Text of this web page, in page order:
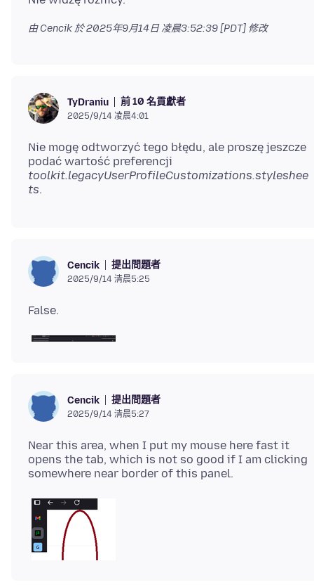
由 Cencik 於2025年9月14日 凌晨3:52:39 [PDT] 修改
TyDraniu 前 10 名貢獻者
2025/9/14 凌晨4:01
Nie mogę odtworzyć tego błędu, ale proszę jeszcze
podać wartość preferencji
toolkit.legacyUserProfileCustomizations.styleshee
ts
Cencik 提出問題者
2025/9/14 清晨5:25
Cencik 提出問題者
2025/9/14 清晨5:27
Near this area, when I put my mouse here fast it
opens the tab, which is not so good if I am clicking